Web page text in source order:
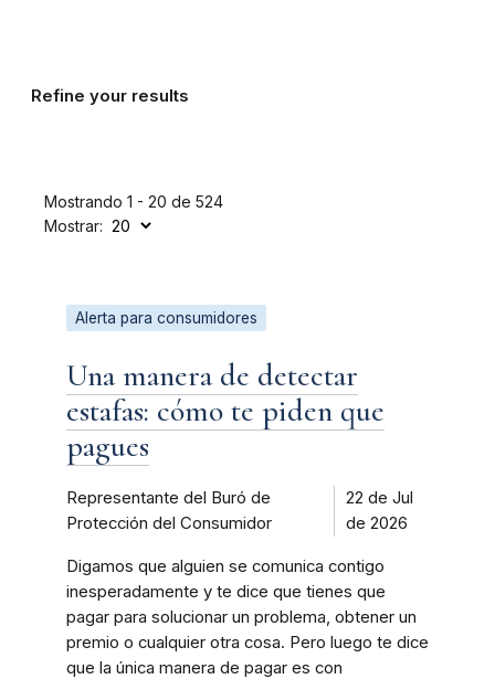
Refine your results
Mostrando 1 - 20 de 524
Mostrar:
Alerta para consumidores
Una manera de detectar
estafas: cómo te piden que
pagues
Representante del Buró de
Protección del Consumidor
22 de Jul
de 2026
Digamos que alguien se comunica contigo
inesperadamente y te dice que tienes que
pagar para solucionar un problema, obtener un
premio o cualquier otra cosa. Pero luego te dice
que la única manera de pagar es con